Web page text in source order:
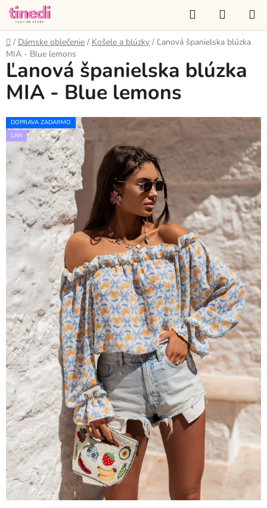
Prejsť
obsah
Hľadať
KOŠÍK
Domov
/ Dámske oblečenie / Košele a blúzky / Ľanová španielska blúzka
MIA - Blue lemons
Ľanová španielska blúzka
MIA - Blue lemons
DOPRAVA ZADARMO
ĽAN